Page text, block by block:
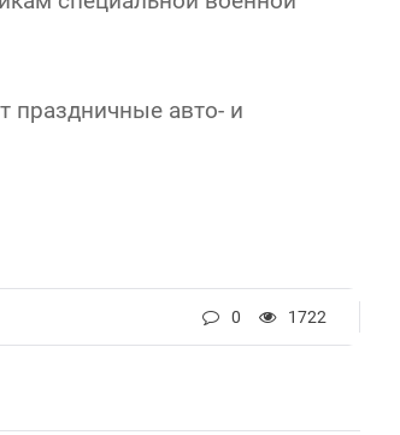
праздничные авто- и
0 1722